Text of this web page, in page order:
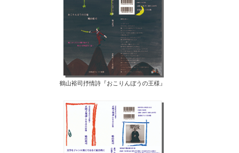
鶴山裕司抒情詩『おこりんぼうの王様』